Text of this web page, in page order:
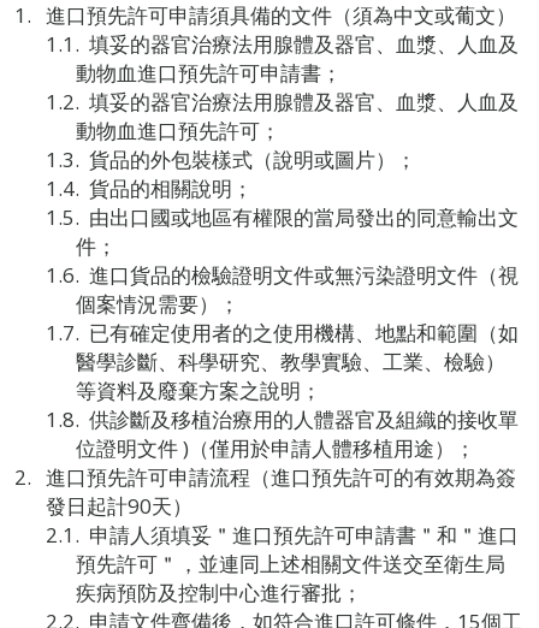
進口預先許可申請須具備的文件（須為中文或葡文）
填妥的器官治療法用腺體及器官、血漿、人血及
動物血進口預先許可申請書；
填妥的器官治療法用腺體及器官、血漿、人血及
動物血進口預先許可；
貨品的外包裝樣式（說明或圖片）；
貨品的相關說明；
由出口國或地區有權限的當局發出的同意輸出文
件；
進口貨品的檢驗證明文件或無污染證明文件（視
個案情況需要）；
已有確定使用者的之使用機構、地點和範圍（如
醫學診斷、科學研究、教學實驗、工業、檢驗）
等資料及廢棄方案之說明；
供診斷及移植治療用的人體器官及組織的接收單
位證明文件 )（僅用於申請人體移植用途）；
進口預先許可申請流程（進口預先許可的有效期為簽
發日起計90天）
申請人須填妥＂進口預先許可申請書＂和＂進口
預先許可＂，並連同上述相關文件送交至衛生局
疾病預防及控制中心進行審批；
申請文件齊備後，如符合進口許可條件，15個工